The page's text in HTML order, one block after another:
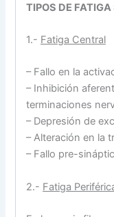
TIPOS DE
1.- Fatiga Central
– Fallo en la
– Inhibición
terminaciones
– Depresión de
– Alteración en la
– Fallo pre-
2.- Fatiga